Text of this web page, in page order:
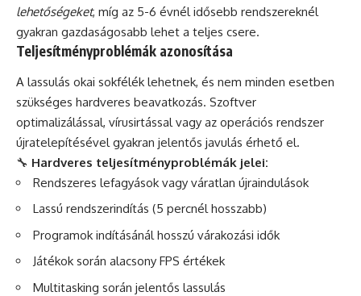
lehetőségeket, míg az 5-6 évnél idősebb rendszereknél
gyakran gazdaságosabb lehet a teljes csere.
Teljesítményproblémák azonosítása
A lassulás okai sokfélék lehetnek, és nem minden esetben
szükséges hardveres beavatkozás. Szoftver
optimalizálással, vírusirtással vagy az operációs rendszer
újratelepítésével gyakran jelentős javulás érhető el.
🔧 Hardveres teljesítményproblémák jelei:
Rendszeres lefagyások vagy váratlan újraindulások
Lassú rendszerindítás (5 percnél hosszabb)
Programok indításánál hosszú várakozási idők
Játékok során alacsony FPS értékek
Multitasking során jelentős lassulás